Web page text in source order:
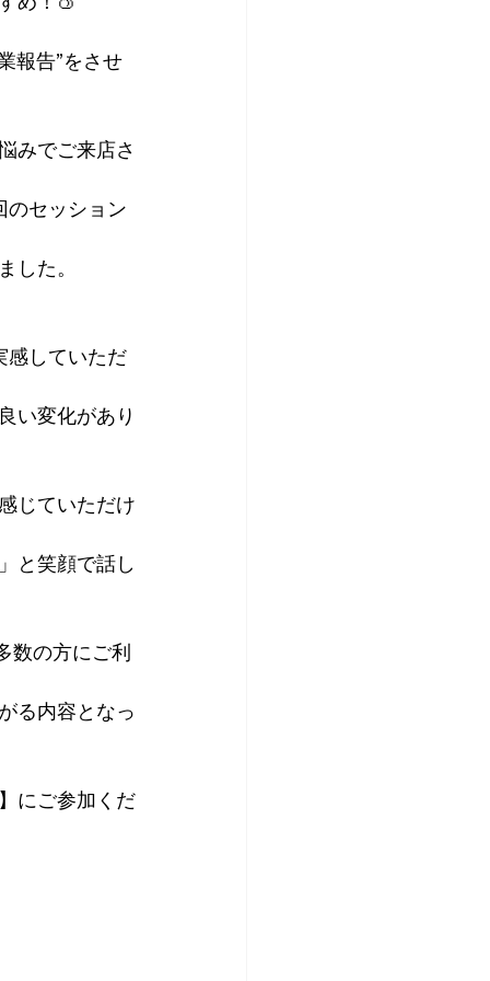
報告”をさせ
みでご来店さ
のセッション
した。
感していただ
い変化があり
じていただけ
と笑顔で話し
数の方にご利
る内容となっ
にご参加くだ